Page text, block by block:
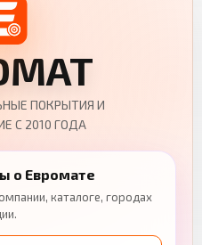
ПОКРЫТИЯ И
С 2010 ГОДА
о Евромате
каталоге, городах